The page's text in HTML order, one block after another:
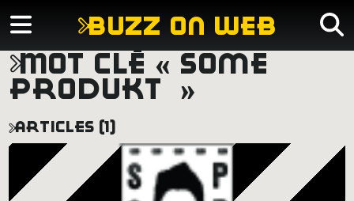
buzz on web
mot clé « some
produkt »
articles (1)